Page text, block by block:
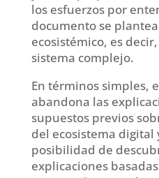
los esfuerzos por
documento se
ecosistémico, es
sistema complejo.
En términos simples,
abandona las
supuestos previos
del ecosistema digital
posibilidad de
explicaciones